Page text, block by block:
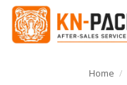
ข้าม
ยัง
Home /